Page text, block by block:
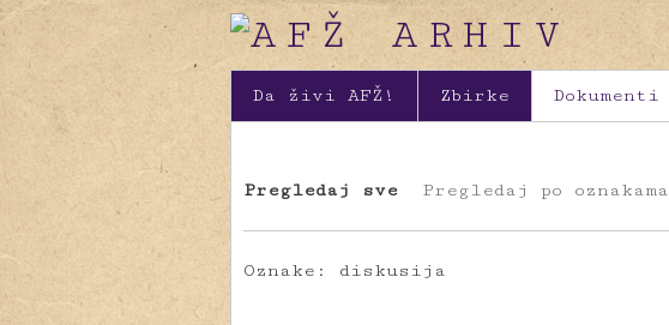
Da živi AFŽ! Zbirke Dokumenti
Pregledaj sve Pregledaj po oznakama
Oznake: diskusija